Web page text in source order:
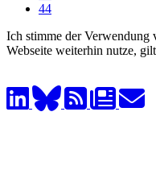
44
Ich stimme der Verwendung
Webseite weiterhin nutze,